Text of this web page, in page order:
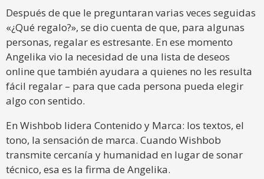
Después de que le preguntaran varias veces seguidas
«¿Qué regalo?», se dio cuenta de que, para algunas
personas, regalar es estresante. En ese momento
Angelika vio la necesidad de una lista de deseos
online que también ayudara a quienes no les resulta
fácil regalar – para que cada persona pueda elegir
algo con sentido.
En Wishbob lidera Contenido y Marca: los textos, el
tono, la sensación de marca. Cuando Wishbob
transmite cercanía y humanidad en lugar de sonar
técnico, esa es la firma de Angelika.